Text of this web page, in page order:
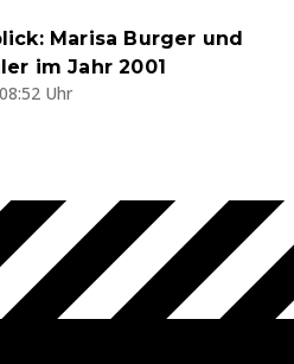
Marisa Burger und
im Jahr 2001
Uhr